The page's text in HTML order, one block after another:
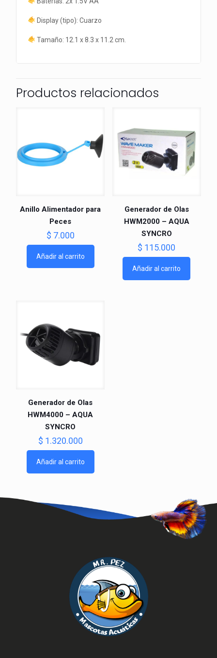
Display (tipo): Cuarzo
Tamaño: 12.1 x 8.3 x 11.2 cm.
Productos relacionados
Anillo Alimentador para
Peces
$ 7.000
Añadir al carrito
Generador de Olas
HWM2000 – AQUA
SYNCRO
$ 115.000
Añadir al carrito
Generador de Olas
HWM4000 – AQUA
SYNCRO
$ 1.320.000
Añadir al carrito